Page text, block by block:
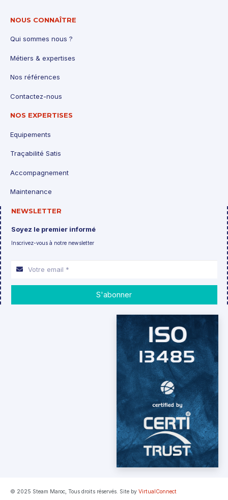
NOUS CONNAÎTRE
Qui sommes nous ?
Métiers & expertises
Nos références
Contactez-nous
NOS EXPERTISES
Equipements
Traçabilité Satis
Accompagnement
Maintenance
NEWSLETTER
Soyez le premier informé
Inscrivez-vous à notre newsletter
S'abonner
© 2025 Steam Maroc, Tous droits réservés. Site by VirtualConnect